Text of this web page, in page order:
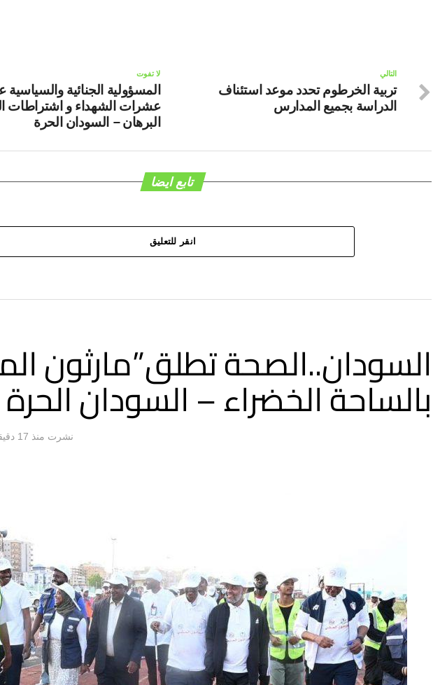
التالي
تربية الخرطوم تحدد موعد استئناف
الدراسة بجميع المدارس
لا تفوت
المسؤولية الجنائية
عشرات الشهداء و اشتراطات
البرهان – السودان الحرة
تابع ايضا
انقر للتعليق
السودان..الصحة تطلق”مارثون
بالساحة الخضراء – السودان الحرة
نشرت منذ 17 دقيقة